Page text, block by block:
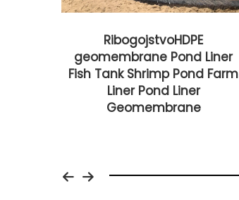
RibogojstvoHDPE
geomembrane Pond Liner
Fish Tank Shrimp Pond Farm
Liner Pond Liner
Geomembrane